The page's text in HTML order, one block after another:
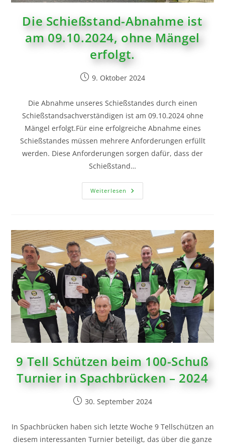
Die Schießstand-Abnahme ist
am 09.10.2024, ohne Mängel
erfolgt.
9. Oktober 2024
Die Abnahme unseres Schießstandes durch einen
Schießstandsachverständigen ist am 09.10.2024 ohne
Mängel erfolgt.Für eine erfolgreiche Abnahme eines
Schießstandes müssen mehrere Anforderungen erfüllt
werden. Diese Anforderungen sorgen dafür, dass der
Schießstand…
Weiterlesen
9 Tell Schützen beim 100-Schuß
Turnier in Spachbrücken – 2024
30. September 2024
In Spachbrücken haben sich letzte Woche 9 Tellschützen an
diesem interessanten Turnier beteiligt, das über die ganze